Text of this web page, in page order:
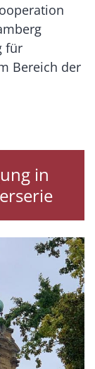
für
Bereich der
in